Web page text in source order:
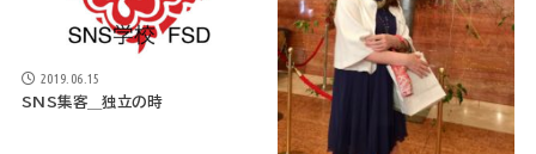
2019.06.15
SNS集客＿独立の時